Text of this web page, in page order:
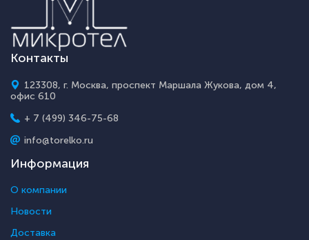
Контакты
123308, г. Москва, проспект Маршала Жукова, дом 4,
офис 610
+ 7 (499) 346-75-68
info@torelko.ru
Информация
О компании
Новости
Доставка